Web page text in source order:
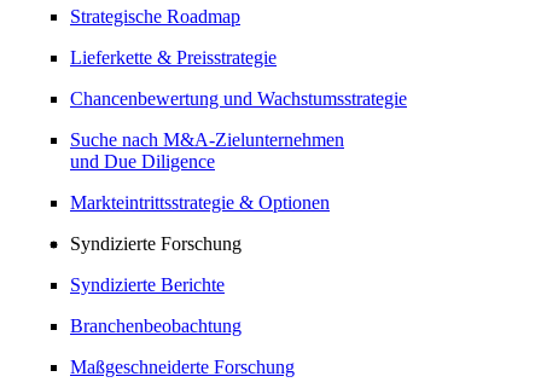
Strategische Roadmap
Lieferkette & Preisstrategie
Chancenbewertung und Wachstumsstrategie
Suche nach M&A-Zielunternehmen
und Due Diligence
Markteintrittsstrategie & Optionen
Syndizierte Forschung
Syndizierte Berichte
Branchenbeobachtung
Maßgeschneiderte Forschung